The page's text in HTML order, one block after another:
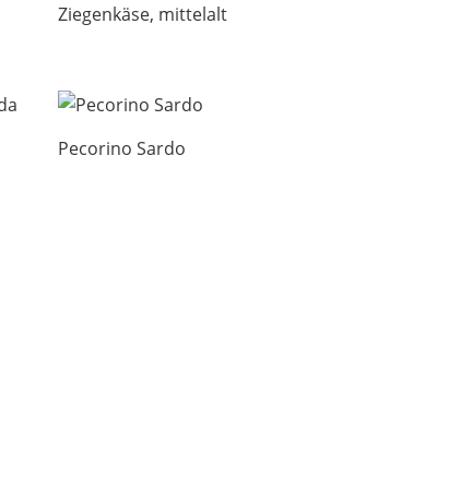
Ziegenkäse, mittelalt
Pecorino Sardo